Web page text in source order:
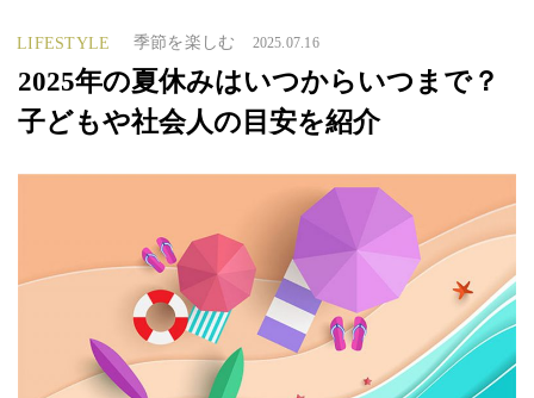
LIFESTYLE 季節を楽しむ 2025.07.16
2025年の夏休みはいつからいつまで？
子どもや社会人の目安を紹介